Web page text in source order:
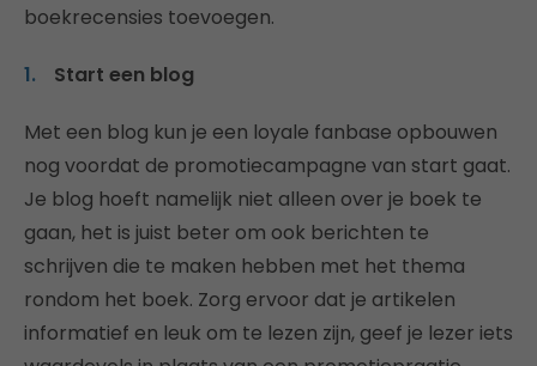
boekrecensies toevoegen.
Start een blog
Met een blog kun je een loyale fanbase opbouwen
nog voordat de promotiecampagne van start gaat.
Je blog hoeft namelijk niet alleen over je boek te
gaan, het is juist beter om ook berichten te
schrijven die te maken hebben met het thema
rondom het boek. Zorg ervoor dat je artikelen
informatief en leuk om te lezen zijn, geef je lezer iets